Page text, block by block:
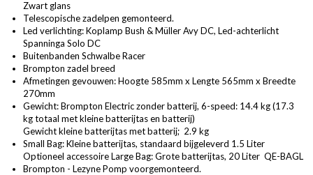
Zwart glans
Telescopische zadelpen gemonteerd.
Led verlichting: Koplamp Bush & Müller Avy DC, Led-achterlicht
Spanninga Solo DC
Buitenbanden Schwalbe Racer
Brompton zadel breed
Afmetingen gevouwen: Hoogte 585mm x Lengte 565mm x Breedte
270mm
Gewicht: Brompton Electric zonder batterij, 6-speed: 14.4 kg (17.3
kg totaal met kleine batterijtas en batterij)
Gewicht kleine batterijtas met batterij; 2.9 kg
Small Bag: Kleine batterijtas, standaard bijgeleverd 1.5 Liter
Optioneel accessoire Large Bag: Grote batterijtas, 20 Liter QE-BAGL
Brompton - Lezyne Pomp voorgemonteerd.